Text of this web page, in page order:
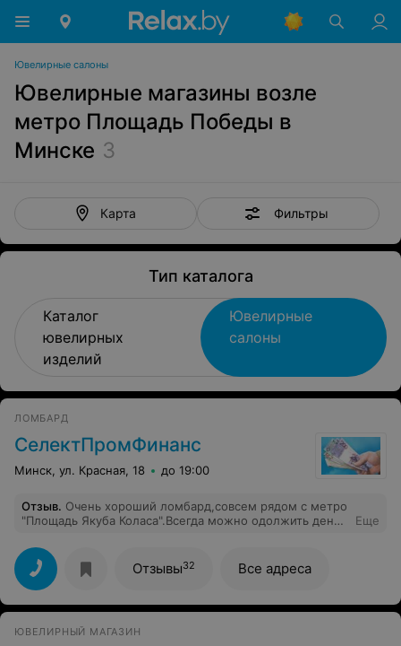
Ювелирные салоны
Ювелирные магазины возле
метро Площадь Победы в
Минске 3
Карта Фильтры
Тип каталога
Каталог
ювелирных
изделий
Ювелирные
салоны
ЛОМБАРД
СелектПромФинанс
Минск, ул. Красная, 18 до 19:00
Отзыв. Очень хороший ломбард,совсем рядом с метро
"Площадь Якуба Коласа".Всегда можно одолжить денег
обслуживание и честная оценка. Спасибо,Татьяна!
Еще
Отзывы32 Все адреса
ЮВЕЛИРНЫЙ МАГАЗИН